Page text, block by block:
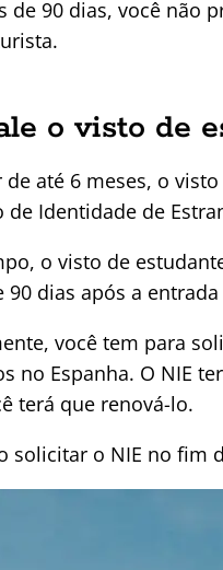
de 90 dias, você não
o visto de
até 6 meses, o
Identidade de
o visto de
dias após a
você tem para
no Espanha. O NIE
terá que renová-lo.
solicitar o NIE no fim